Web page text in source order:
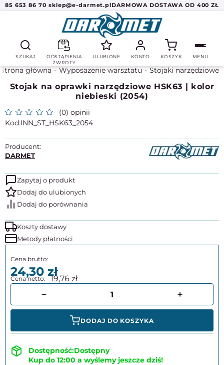
85 653 86 70 sklep@e-darmet.plDARMOWA DOSTAWA OD 400 ZŁ
SZUKAJ
ODSTĄPIENIA
ZWROTY
ULUBIONE KONTO KOSZYK MENU
Strona główna Wyposażenie warsztatu Stojaki narzędziowe
Stojak na oprawki narzędziowe HSK63 | kolor
niebieski (2054)
(0) opinii
INN_ST_HSK63_2054
Producent:
DARMET
Zapytaj o produkt
Koszty dostawy
Metody płatności
24,30 19,76
DODAJ DO KOSZYKA
Dostępny
Kup do 12:00 a wyślemy jeszcze dziś!